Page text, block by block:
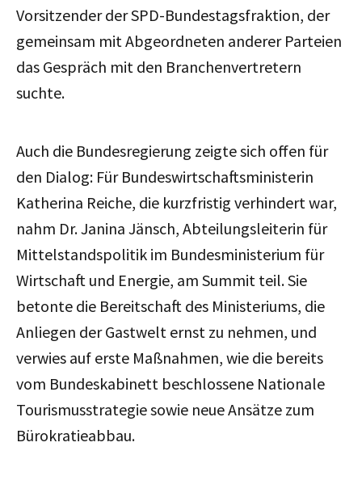
Vorsitzender der SPD-Bundestagsfraktion, der
gemeinsam mit Abgeordneten anderer Parteien
das Gespräch mit den Branchenvertretern
suchte.
Auch die Bundesregierung zeigte sich offen für
den Dialog: Für Bundeswirtschaftsministerin
Katherina Reiche, die kurzfristig verhindert war,
nahm Dr. Janina Jänsch, Abteilungsleiterin für
Mittelstandspolitik im Bundesministerium für
Wirtschaft und Energie, am Summit teil. Sie
betonte die Bereitschaft des Ministeriums, die
Anliegen der Gastwelt ernst zu nehmen, und
verwies auf erste Maßnahmen, wie die bereits
vom Bundeskabinett beschlossene Nationale
Tourismusstrategie sowie neue Ansätze zum
Bürokratieabbau.